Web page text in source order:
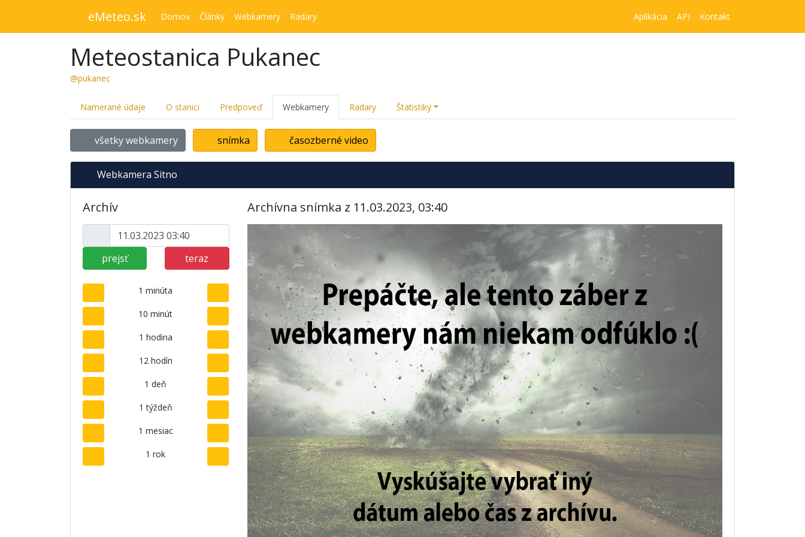
eMeteo.sk Domov Články Webkamery Radary Aplikácia API Kontakt
Meteostanica Pukanec
@pukanec
Namerané údaje O stanici Predpoveď Webkamery Radary Štatistiky
všetky webkamery snímka časozberné video
Webkamera Sitno
Archív
prejsť teraz
1 minúta
10 minút
1 hodina
12 hodín
1 deň
1 týždeň
1 mesiac
1 rok
Archívna snímka z 11.03.2023, 03:40